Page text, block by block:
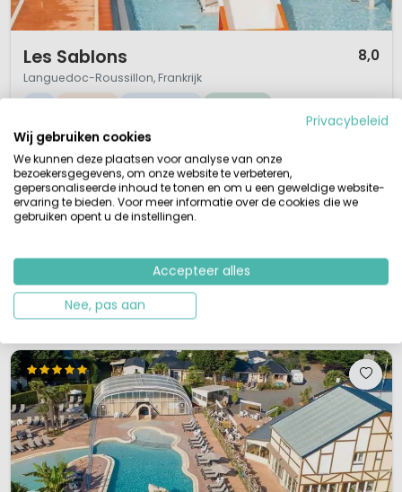
Les Sablons 8,0
Languedoc-Roussillon, Frankrijk
Grote camping bij strand (300m)
Levendige gezellige sfeer
Zwembad met peuterbad eind mrt/eind sept.
Glijbanen en waterattracties
De vijfsterrencamping Les Sablons ligt vlak bij het zandstrand van
Portiragnes-Plage en heeft veel voorzieningen voor actieve kampeerders.
Languedoc-Roussillon is perfect. Vanaf deze 5-sterren camping bereik je
na 200 meter een fraai zandstrand, waar het hele gezin ongetwijf...
Bekijk details
Privacybeleid
Wij gebruiken cookies
We kunnen deze plaatsen voor analyse van onze
bezoekersgegevens, om onze website te verbeteren,
gepersonaliseerde inhoud te tonen en om u een geweldige website-
ervaring te bieden. Voor meer informatie over de cookies die we
gebruiken opent u de instellingen.
Accepteer alles
Nee, pas aan